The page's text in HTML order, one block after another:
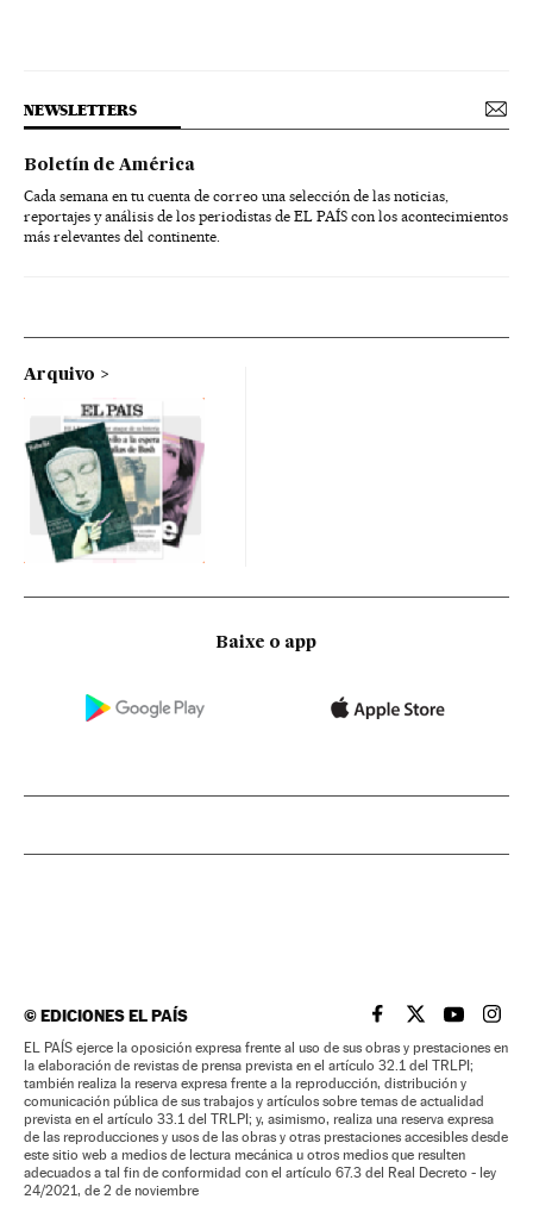
NEWSLETTERS
Boletín de América
Cada semana en tu cuenta de correo una selección de las noticias,
reportajes y análisis de los periodistas de EL PAÍS con los acontecimientos
más relevantes del continente.
Arquivo
Baixe o app
©EDICIONES EL PAÍS EL PAÍS BRASIL EN
EL PAÍSEL PAÍS
EL
EL PAÍS ejerce la oposición expresa frente al uso de sus obras y prestaciones en
la elaboración de revistas de prensa prevista en el artículo 32.1 del TRLPI;
también realiza la reserva expresa frente a la reproducción, distribución y
comunicación pública de sus trabajos y artículos sobre temas de actualidad
prevista en el artículo 33.1 del TRLPI; y, asimismo, realiza una reserva expresa
de las reproducciones y usos de las obras y otras prestaciones accesibles desde
este sitio web a medios de lectura mecánica u otros medios que resulten
adecuados a tal fin de conformidad con el artículo 67.3 del Real Decreto - ley
24/2021, de 2 de noviembre